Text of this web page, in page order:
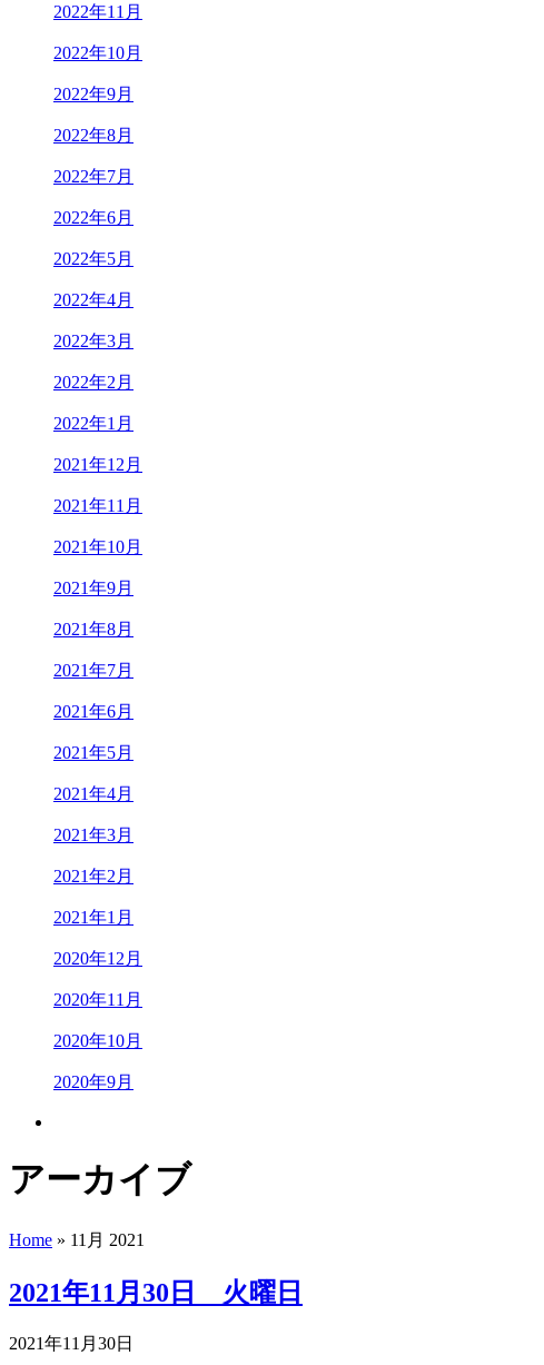
2022年11月
2022年10月
2022年9月
2022年8月
2022年7月
2022年6月
2022年5月
2022年4月
2022年3月
2022年2月
2022年1月
2021年12月
2021年11月
2021年10月
2021年9月
2021年8月
2021年7月
2021年6月
2021年5月
2021年4月
2021年3月
2021年2月
2021年1月
2020年12月
2020年11月
2020年10月
2020年9月
アーカイブ
Home » 11月 2021
2021年11月30日 火曜日
2021年11月30日